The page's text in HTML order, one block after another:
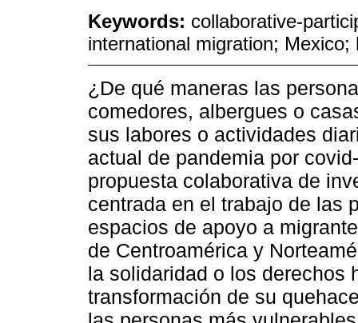
Keywords: collaborative-
international migration; Mexico;
¿De qué maneras las
comedores, albergues o
sus labores o actividades
actual de pandemia por
propuesta colaborativa de
centrada en el trabajo de las
espacios de apoyo a
de Centroamérica y
la solidaridad o los derechos
transformación de su